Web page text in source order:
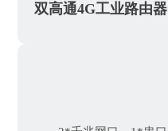
双高通4G工业路由器